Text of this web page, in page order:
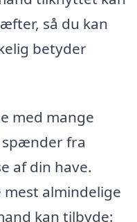
så du kan
betyder
med mange
spænder fra
af din have.
almindelige
kan tilbyde: